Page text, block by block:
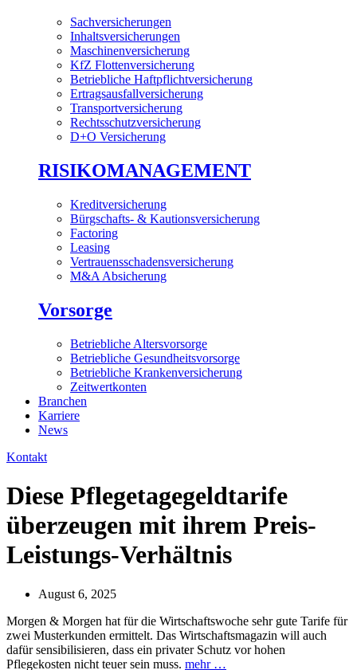
Sachversicherungen
Inhaltsversicherungen
Maschinenversicherung
KfZ Flottenversicherung
Betriebliche Haftpflichtversicherung
Ertragsausfallversicherung
Transportversicherung
Rechtsschutzversicherung
D+O Versicherung
RISIKOMANAGEMENT
Kreditversicherung
Bürgschafts- & Kautionsversicherung
Factoring
Leasing
Vertrauensschadensversicherung
M&A Absicherung
Vorsorge
Betriebliche Altersvorsorge
Betriebliche Gesundheitsvorsorge
Betriebliche Krankenversicherung
Zeitwertkonten
Branchen
Karriere
News
Kontakt
Diese Pflegetagegeldtarife
überzeugen mit ihrem Preis-
Leistungs-Verhältnis
August 6, 2025
Morgen & Morgen hat für die Wirtschaftswoche sehr gute Tarife für
zwei Musterkunden ermittelt. Das Wirtschaftsmagazin will auch
dafür sensibilisieren, dass ein privater Schutz vor hohen
Pflegekosten nicht teuer sein muss. mehr …